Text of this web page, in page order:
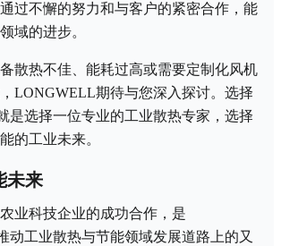
过不懈的努力和与客户的紧密合作，能
域的进步。
散热不佳、能耗过高或需要定制化风机
LONGWELL期待与您深入探讨。选择
是选择一位专业的工业散热专家，选择
的工业未来。
未来
业科技企业的成功合作，是
动工业散热与节能领域发展道路上的又